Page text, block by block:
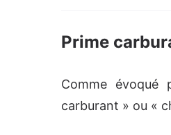
Prime
Comme évoqué
carburant » ou «